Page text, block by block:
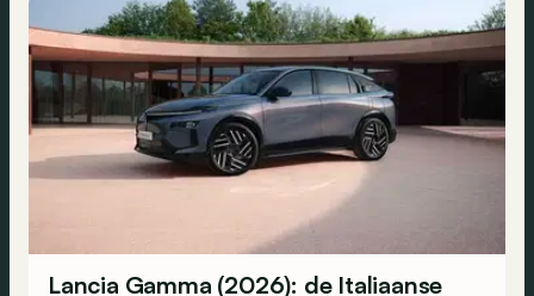
Lancia Gamma (2026): de Italiaanse